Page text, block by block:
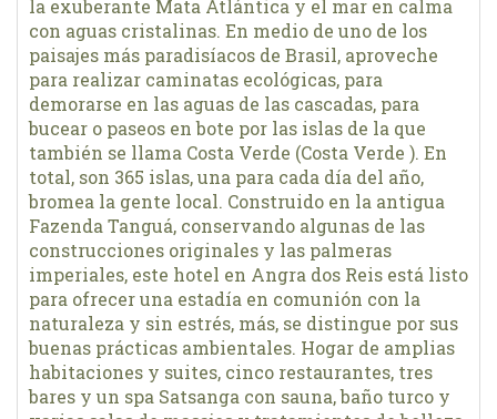
la exuberante Mata Atlántica y el mar en calma
con aguas cristalinas. En medio de uno de los
paisajes más paradisíacos de Brasil, aproveche
para realizar caminatas ecológicas, para
demorarse en las aguas de las cascadas, para
bucear o paseos en bote por las islas de la que
también se llama Costa Verde (Costa Verde ). En
total, son 365 islas, una para cada día del año,
bromea la gente local. Construido en la antigua
Fazenda Tanguá, conservando algunas de las
construcciones originales y las palmeras
imperiales, este hotel en Angra dos Reis está listo
para ofrecer una estadía en comunión con la
naturaleza y sin estrés, más, se distingue por sus
buenas prácticas ambientales. Hogar de amplias
habitaciones y suites, cinco restaurantes, tres
bares y un spa Satsanga con sauna, baño turco y